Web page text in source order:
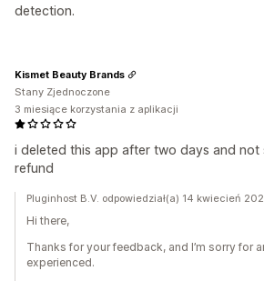
detection.
i deleted this app after two days and not
refund
Kismet Beauty Brands
Stany Zjednoczone
3 miesiące korzystania z aplikacji
Pluginhost B.V. odpowiedział(a) 14 kwiecień
Hi there,
Thanks for your feedback, and I’m sorry for
experienced.